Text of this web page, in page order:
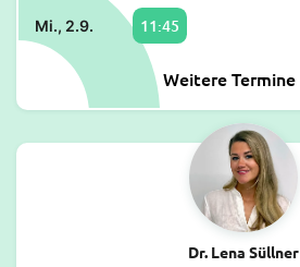
Mi., 2.9. 11:45
Weitere Termine
Dr. Lena Süllner